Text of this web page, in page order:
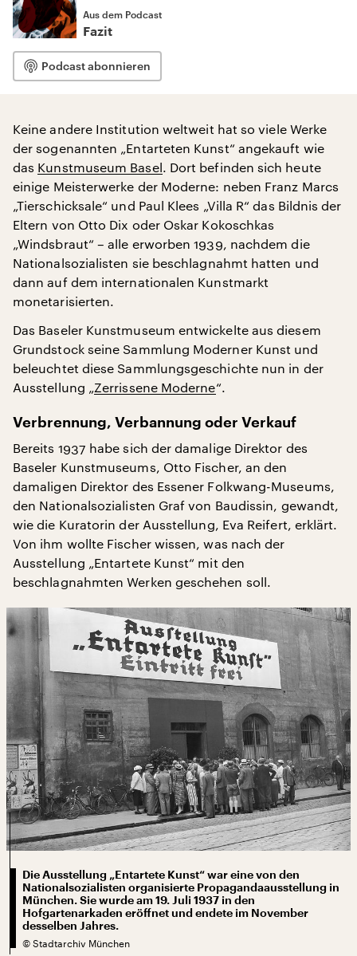
Aus dem Podcast
Fazit
Podcast abonnieren
Keine andere Institution weltweit hat so viele Werke
der sogenannten „Entarteten Kunst“ angekauft wie
das Kunstmuseum Basel. Dort befinden sich heute
einige Meisterwerke der Moderne: neben Franz Marcs
„Tierschicksale“ und Paul Klees „Villa R“ das Bildnis der
Eltern von Otto Dix oder Oskar Kokoschkas
„Windsbraut“ – alle erworben 1939, nachdem die
Nationalsozialisten sie beschlagnahmt hatten und
dann auf dem internationalen Kunstmarkt
monetarisierten.
Das Baseler Kunstmuseum entwickelte aus diesem
Grundstock seine Sammlung Moderner Kunst und
beleuchtet diese Sammlungsgeschichte nun in der
Ausstellung „Zerrissene Moderne“.
Verbrennung, Verbannung oder Verkauf
Bereits 1937 habe sich der damalige Direktor des
Baseler Kunstmuseums, Otto Fischer, an den
damaligen Direktor des Essener Folkwang-Museums,
den Nationalsozialisten Graf von Baudissin, gewandt,
wie die Kuratorin der Ausstellung, Eva Reifert, erklärt.
Von ihm wollte Fischer wissen, was nach der
Ausstellung „Entartete Kunst“ mit den
beschlagnahmten Werken geschehen soll.
Die Ausstellung „Entartete Kunst“ war eine von den
Nationalsozialisten organisierte Propagandaausstellung in
München. Sie wurde am 19. Juli 1937 in den
Hofgartenarkaden eröffnet und endete im November
desselben Jahres.
© Stadtarchiv München